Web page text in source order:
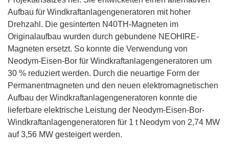
Aufbau für Windkraftanlagengeneratoren mit hoher
Drehzahl. Die gesinterten N40TH-Magneten im
Originalaufbau wurden durch gebundene NEOHIRE-
Magneten ersetzt. So konnte die Verwendung von
Neodym-Eisen-Bor für Windkraftanlagengeneratoren um
30 % reduziert werden. Durch die neuartige Form der
Permanentmagneten und den neuen elektromagnetischen
Aufbau der Windkraftanlagengeneratoren konnte die
lieferbare elektrische Leistung der Neodym-Eisen-Bor-
Windkraftanlagengeneratoren für 1 t Neodym von 2,74 MW
auf 3,56 MW gesteigert werden.